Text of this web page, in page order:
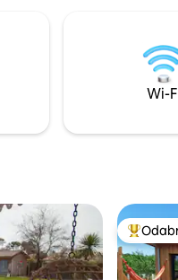
sredine
igre, stol
Wi-
Među